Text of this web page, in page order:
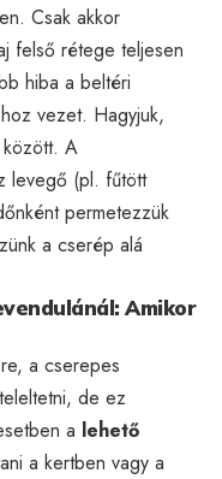
Csak akkor
felső rétege teljesen
hiba a beltéri
vezet. Hagyjuk,
között. A
levegő (pl. fűtött
permetezzük
a cserép alá
Amikor
a cserepes
de ez
a lehető
a kertben vagy a